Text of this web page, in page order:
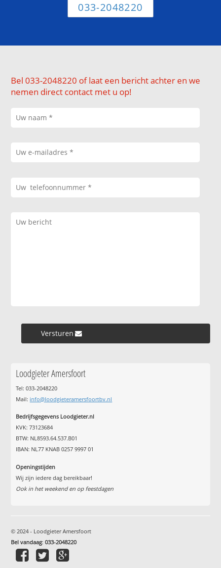
033-2048220
Bel 033-2048220 of laat een bericht achter en we
nemen direct contact met u op!
Versturen »
Loodgieter Amersfoort
Tel: 033-2048220
Mail: info@loodgieteramersfoortbv.nl
Bedrijfsgegevens Loodgieter.nl
KVK: 73123684
BTW: NL8593.64.537.B01
IBAN: NL77 KNAB 0257 9997 01
Openingstijden
Wij zijn iedere dag bereikbaar!
Ook in het weekend en op feestdagen
© 2024 - Loodgieter Amersfoort
Bel vandaag:033-2048220